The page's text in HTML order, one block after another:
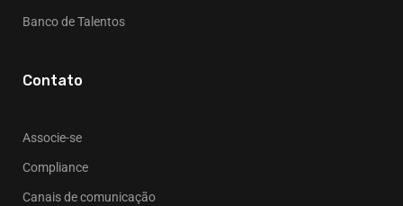
Banco de Talentos
Contato
Associe-se
Compliance
Canais de comunicação